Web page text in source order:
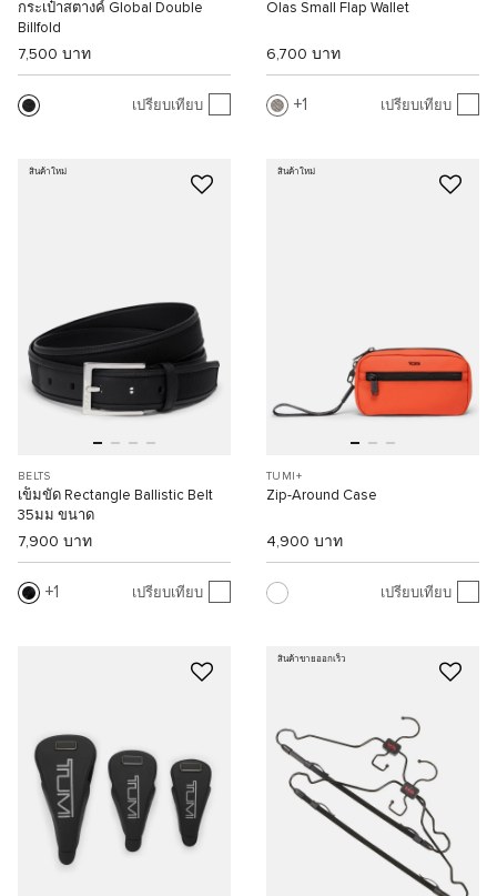
กระเป๋าสตางค์ Global Double
Billfold
7,500 บาท
เปรียบเทียบ
Olas Small Flap Wallet
6,700 บาท
1 เปรียบเทียบ
สินค้าใหม่
BELTS
เข็มขัด Rectangle Ballistic Belt
35มม ขนาด
7,900 บาท
1 เปรียบเทียบ
สินค้าใหม่
TUMI+
Zip-Around Case
4,900 บาท
เปรียบเทียบ
สินค้าขายออกเร็ว